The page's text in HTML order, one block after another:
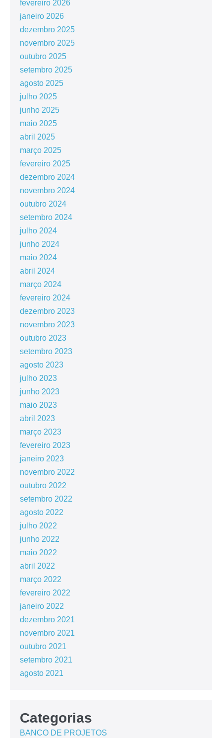
fevereiro 2026
janeiro 2026
dezembro 2025
novembro 2025
outubro 2025
setembro 2025
agosto 2025
julho 2025
junho 2025
maio 2025
abril 2025
março 2025
fevereiro 2025
dezembro 2024
novembro 2024
outubro 2024
setembro 2024
julho 2024
junho 2024
maio 2024
abril 2024
março 2024
fevereiro 2024
dezembro 2023
novembro 2023
outubro 2023
setembro 2023
agosto 2023
julho 2023
junho 2023
maio 2023
abril 2023
março 2023
fevereiro 2023
janeiro 2023
novembro 2022
outubro 2022
setembro 2022
agosto 2022
julho 2022
junho 2022
maio 2022
abril 2022
março 2022
fevereiro 2022
janeiro 2022
dezembro 2021
novembro 2021
outubro 2021
setembro 2021
agosto 2021
Categorias
BANCO DE PROJETOS